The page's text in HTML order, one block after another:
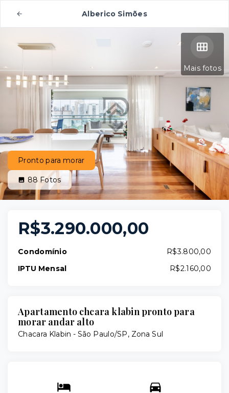
Alberico Simões
Mais fotos
Pronto para morar
88Fotos
R$3.290.000,00
Condomínio
R$3.800,00
IPTU Mensal
R$2.160,00
Apartamento chcara klabin pronto para
morar andar alto
Chacara Klabin - São Paulo/SP, Zona Sul